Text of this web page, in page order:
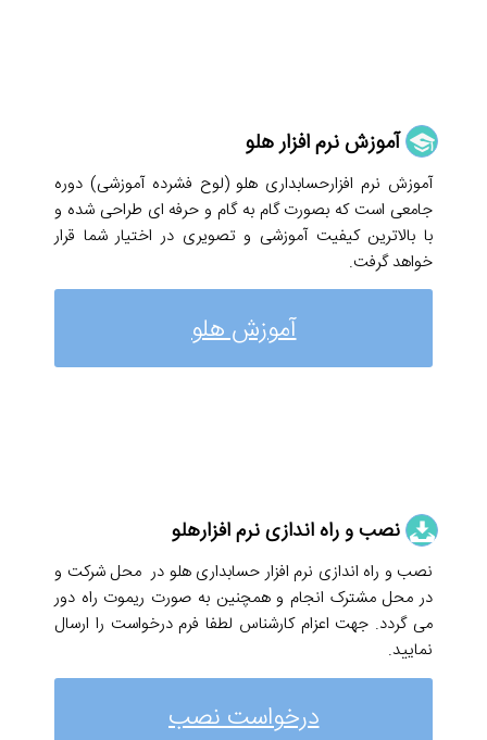
آموزش نرم افزار هلو
آموزش نرم افزارحسابداری هلو (لوح فشرده آموزشی) دوره
جامعی است که بصورت گام به گام و حرفه ای طراحی شده و
با بالاترین کیفیت آموزشی و تصویری در اختیار شما قرار
خواهد گرفت.
آموزش هلو
نصب و راه اندازی نرم افزارهلو
نصب و راه اندازی نرم افزار حسابداری هلو در محل شرکت و
در محل مشترک انجام و همچنین به صورت ریموت راه دور
می گردد. جهت اعزام کارشناس لطفا فرم درخواست را ارسال
نمایید.
درخواست نصب